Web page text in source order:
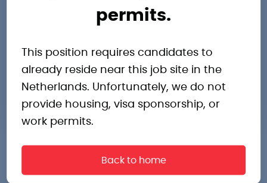
permits.
This position requires candidates to
already reside near this job site in the
Netherlands. Unfortunately, we do not
provide housing, visa sponsorship, or
work permits.
Back to home
Nederland
kay.thuis@pro-industry.nl